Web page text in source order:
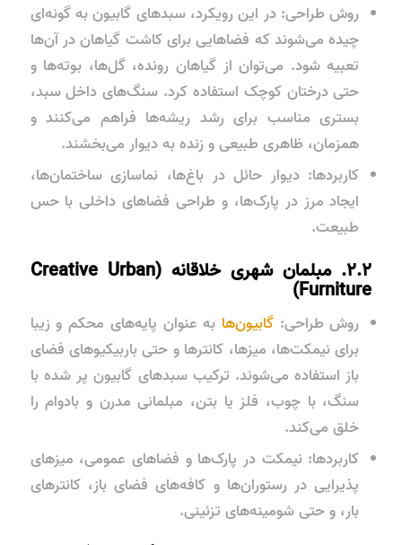
روش طراحی: در این رویکرد، سبدهای گابیون به گونه‌ای
چیده می‌شوند که فضاهایی برای کاشت گیاهان در آن‌ها
تعبیه شود. می‌توان از گیاهان رونده، گل‌ها، بوته‌ها و
حتی درختان کوچک استفاده کرد. سنگ‌های داخل سبد،
بستری مناسب برای رشد ریشه‌ها فراهم می‌کنند و
همزمان، ظاهری طبیعی و زنده به دیوار می‌بخشند.
کاربردها: دیوار حائل در باغ‌ها، نماسازی ساختمان‌ها،
ایجاد مرز در پارک‌ها، و طراحی فضاهای داخلی با حس
طبیعت.
۲.۲. مبلمان شهری خلاقانه (Creative Urban
Furniture)
روش طراحی:گابیون‌ها به عنوان پایه‌های محکم و زیبا
برای نیمکت‌ها، میزها، کانترها و حتی باربیکیوهای فضای
باز استفاده می‌شوند. ترکیب سبدهای گابیون پر شده با
سنگ، با چوب، فلز یا بتن، مبلمانی مدرن و بادوام را
خلق می‌کند.
کاربردها: نیمکت در پارک‌ها و فضاهای عمومی، میزهای
پذیرایی در رستوران‌ها و کافه‌های فضای باز، کانترهای
بار، و حتی شومینه‌های تزئینی.